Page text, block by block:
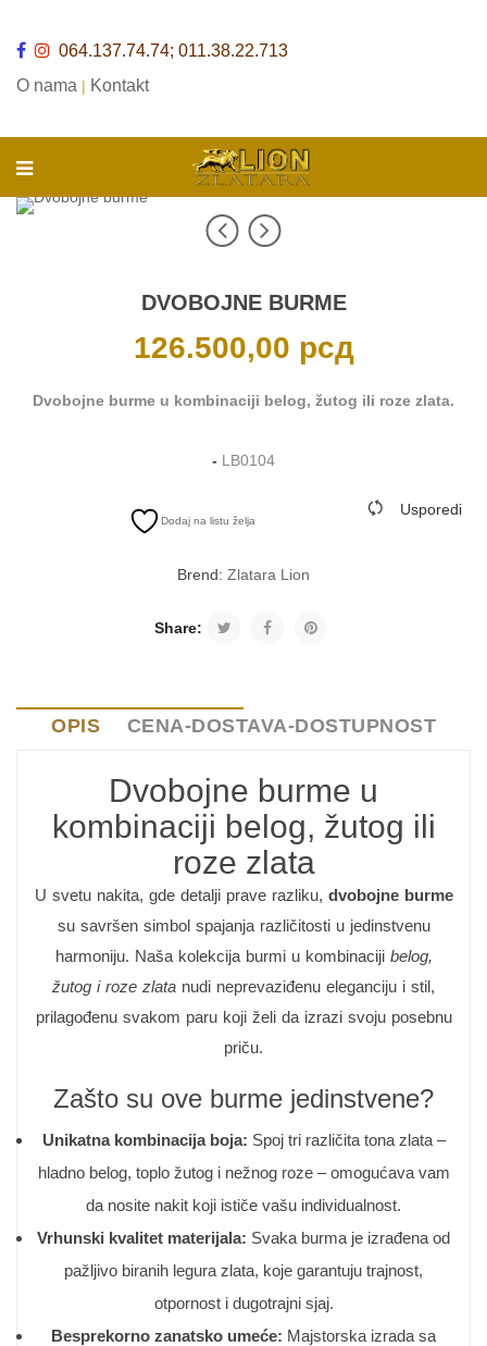
064.137.74.74; 011.38.22.713
O nama | Kontakt
DVOBOJNE BURME
126.500,00 рсд
Dvobojne burme u kombinaciji belog, žutog ili roze zlata.
- LB0104
Dodaj na listu želja
Usporedi
Brend: Zlatara Lion
Share:
OPIS CENA-DOSTAVA-DOSTUPNOST
Dvobojne burme u
kombinaciji belog, žutog ili
roze zlata
U svetu nakita, gde detalji prave razliku, dvobojne burme
su savršen simbol spajanja različitosti u jedinstvenu
harmoniju. Naša kolekcija burmi u kombinaciji belog,
žutog i roze zlata nudi neprevaziđenu eleganciju i stil,
prilagođenu svakom paru koji želi da izrazi svoju posebnu
priču.
Zašto su ove burme jedinstvene?
Unikatna kombinacija boja: Spoj tri različita tona zlata –
hladno belog, toplo žutog i nežnog roze – omogućava vam
da nosite nakit koji ističe vašu individualnost.
Vrhunski kvalitet materijala: Svaka burma je izrađena od
pažljivo biranih legura zlata, koje garantuju trajnost,
otpornost i dugotrajni sjaj.
Besprekorno zanatsko umeće: Majstorska izrada sa